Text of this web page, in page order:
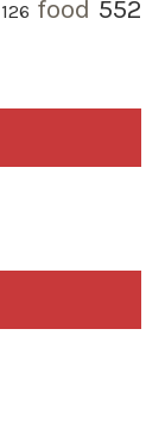
126 food 552